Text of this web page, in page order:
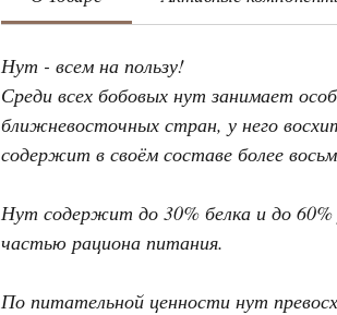
Нут - всем на пользу!
Среди всех бобовых нут занимает
ближневосточных стран, у него
содержит в своём составе более
Нут содержит до 30% белка и до
частью рациона питания.
По питательной ценности нут